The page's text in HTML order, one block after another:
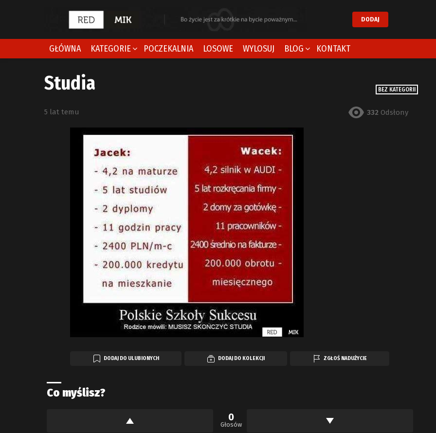
DODAJ
GŁÓWNA KATEGORIE POCZEKALNIA LOSOWE WYLOSUJ BLOG KONTAKT
BEZ KATEGORII
Studia
5 lat temu 332 Odsłony
DODAJ DO ULUBIONYCH DODAJ DO KOLEKCJI ZGŁOŚ NADUŻYCIE
Co myślisz?
0
Głosów